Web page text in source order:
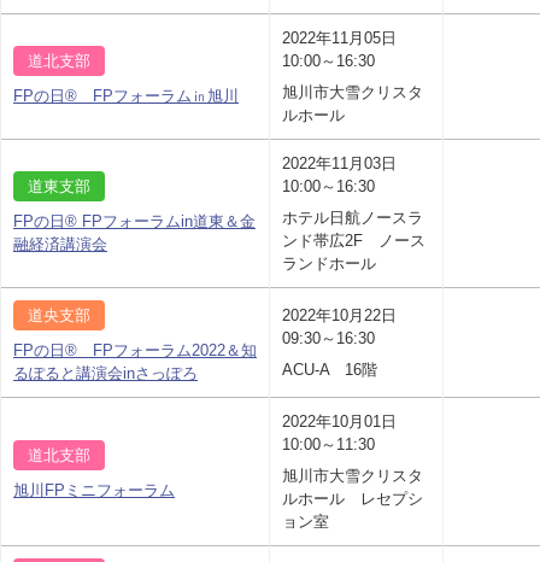
道北支部
FPの日® FPフォーラム㏌旭川
2022年11月05日
10:00～16:30
旭川市大雪クリスタ
ルホール
道東支部
FPの日® FPフォーラムin道東＆金
融経済講演会
2022年11月03日
10:00～16:30
ホテル日航ノースラ
ンド帯広2F ノース
ランドホール
道央支部
FPの日® FPフォーラム2022＆知
るぽると講演会inさっぽろ
2022年10月22日
09:30～16:30
ACU-A 16階
道北支部
旭川FPミニフォーラム
2022年10月01日
10:00～11:30
旭川市大雪クリスタ
ルホール レセプシ
ョン室